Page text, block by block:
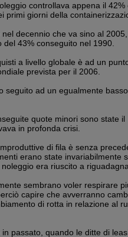
controllava appena il
primi giorni della
decennio che va sino al
43% conseguito nel 1990.
a livello globale è ad un
prevista per il 2006.
seguito ad un egualmente
quote minori sono state
in profonda crisi.
di fila è senza
erano state invariabilmente
era riuscito a
sembrano voler respirare
capire che avverranno
di rotta in relazione al
passato, quando le ditte di